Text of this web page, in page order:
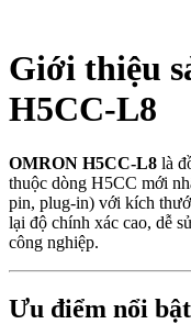
Giới thiệu
H5CC-L8
OMRON H5CC-L8 là
thuộc dòng H5CC mới
pin, plug-in) với kích
lại độ chính xác cao, dễ
công nghiệp.
Ưu điểm nổi